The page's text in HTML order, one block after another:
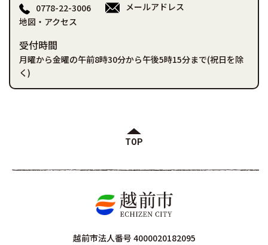
0778-22-3006
メールアドレス
地図・アクセス
受付時間
月曜から金曜の午前8時30分から午後5時15分まで(祝日を除
く)
TOP
越前市法人番号 4000020182095